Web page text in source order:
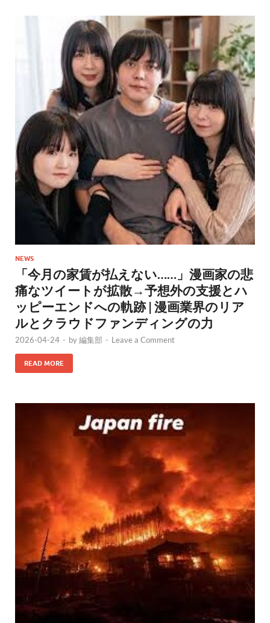
NEWS
「今月の家賃が払えない……」漫画家の悲
痛なツイートが拡散→予想外の支援とハ
ッピーエンドへの軌跡 | 漫画業界のリア
ルとクラウドファンディングの力
2026-04-24 - by編集部 - Leave a Comment
READ MORE